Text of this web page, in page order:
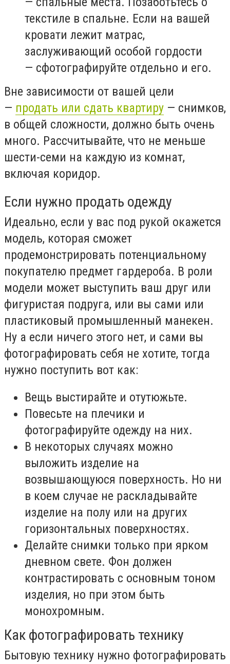
текстиле в спальне. Если на вашей
кровати лежит матрас,
заслуживающий особой гордости
— сфотографируйте отдельно и его.
Вне зависимости от вашей цели
— продать или сдать квартиру — снимков,
в общей сложности, должно быть очень
много. Рассчитывайте, что не меньше
шести-семи на каждую из комнат,
включая коридор.
Если нужно продать одежду
Идеально, если у вас под рукой окажется
модель, которая сможет
продемонстрировать потенциальному
покупателю предмет гардероба. В роли
модели может выступить ваш друг или
фигуристая подруга, или вы сами или
пластиковый промышленный манекен.
Ну а если ничего этого нет, и сами вы
фотографировать себя не хотите, тогда
нужно поступить вот как:
Вещь выстирайте и отутюжьте.
Повесьте на плечики и
фотографируйте одежду на них.
В некоторых случаях можно
выложить изделие на
возвышающуюся поверхность. Но ни
в коем случае не раскладывайте
изделие на полу или на других
горизонтальных поверхностях.
Делайте снимки только при ярком
дневном свете. Фон должен
контрастировать с основным тоном
изделия, но при этом быть
монохромным.
Как фотографировать технику
Бытовую технику нужно фотографировать